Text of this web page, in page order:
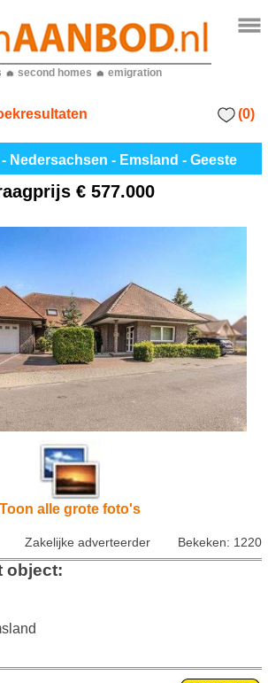
second homes emigration
(0)
Nedersachsen - Emsland - Geeste
€ 577.000
Toon alle grote foto's
Zakelijke adverteerder Bekeken: 1220
object: